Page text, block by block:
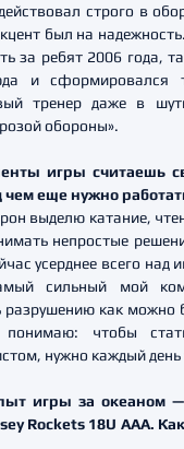
строго в
был на
за ребят 2006 года,
и сформировался
тренер даже в
обороны».
игры считаешь
чем еще нужно
выделю катание,
непростые
усерднее всего над
сильный мой
разрушению как можно
чтобы
нужно каждый день
игры за океаном
Rockets 18U AAA.